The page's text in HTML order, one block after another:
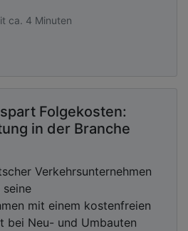
ca. 4 Minuten
Folgekosten:
in der Branche
Verkehrsunternehmen
mit einem kostenfreien
bei Neu- und Umbauten